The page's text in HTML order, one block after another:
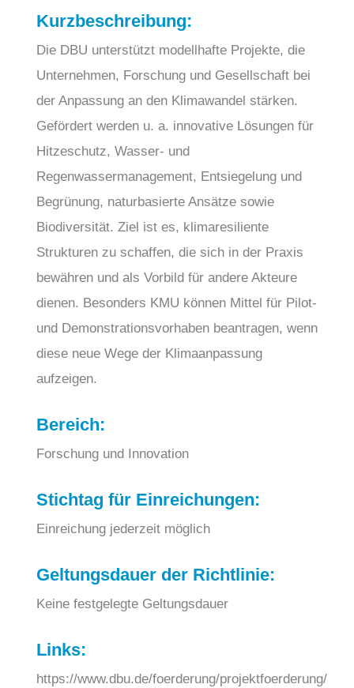
Kurzbeschreibung:
Die DBU unterstützt modellhafte Projekte, die
Unternehmen, Forschung und Gesellschaft bei
der Anpassung an den Klimawandel stärken.
Gefördert werden u. a. innovative Lösungen für
Hitzeschutz, Wasser- und
Regenwassermanagement, Entsiegelung und
Begrünung, naturbasierte Ansätze sowie
Biodiversität. Ziel ist es, klimaresiliente
Strukturen zu schaffen, die sich in der Praxis
bewähren und als Vorbild für andere Akteure
dienen. Besonders KMU können Mittel für Pilot-
und Demonstrationsvorhaben beantragen, wenn
diese neue Wege der Klimaanpassung
aufzeigen.
Bereich:
Forschung und Innovation
Stichtag für Einreichungen:
Einreichung jederzeit möglich
Geltungsdauer der Richtlinie:
Keine festgelegte Geltungsdauer
Links:
https://www.dbu.de/foerderung/projektfoerderung/